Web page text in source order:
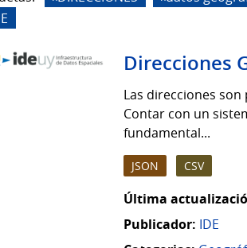
Direcciones
Las direcciones
Contar con un
fundamental...
JSON CSV
Última
Publicador: IDE